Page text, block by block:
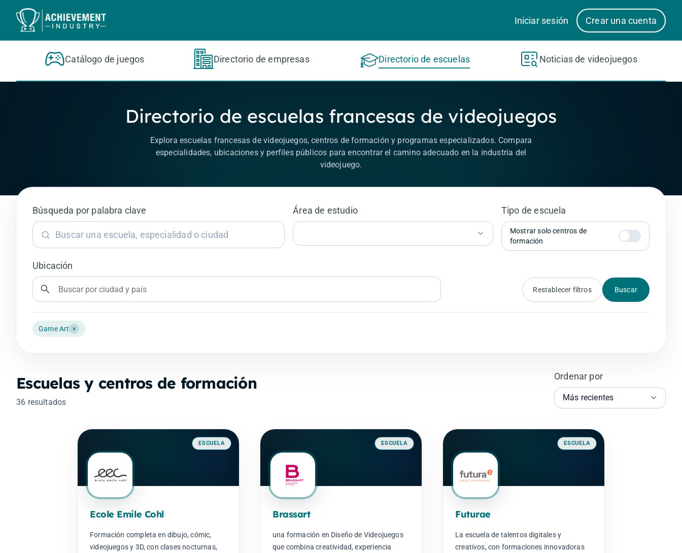
Saltar al contenido principal
Iniciar sesión
Crear una cuenta
Catálogo de juegos Directorio de empresas Directorio de escuelas Noticias de videojuegos
Directorio de escuelas francesas de videojuegos
Explora escuelas francesas de videojuegos, centros de formación y programas especializados. Compara
especialidades, ubicaciones y perfiles públicos para encontrar el camino adecuado en la industria del
videojuego.
Búsqueda por palabra clave Área de estudio Tipo de escuela
Mostrar solo centros de
formación
Ubicación
Restablecer filtros Buscar
Game Art ×
Escuelas y centros de formación
36 resultados
Ordenar por
ESCUELA
Ecole Emile Cohl
Formación completa en dibujo, cómic,
videojuegos y 3D, con clases nocturnas,
ESCUELA
Brassart
una formación en Diseño de Videojuegos
que combina creatividad, experiencia
ESCUELA
Futurae
La escuela de talentos digitales y
creativos, con formaciones innovadoras